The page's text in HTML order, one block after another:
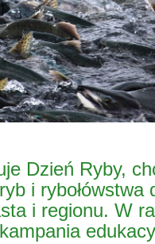
Dzień Ryby,
i rybołówstwa
i regionu. W